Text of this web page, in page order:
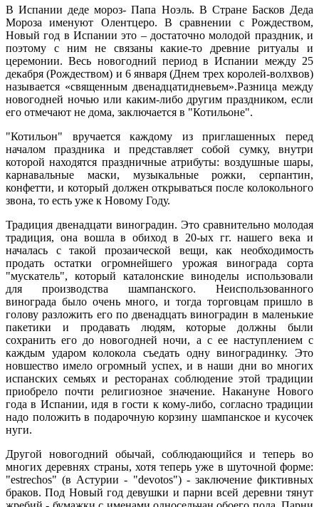
В Испании деде мороз- Папа Ноэль. В Стране Басков Деда
Мороза именуют Олентцеро. В сравнении с Рождеством,
Новый год в Испании это – достаточно молодой праздник, и
поэтому с ним не связаны какие-то древние ритуалы и
церемонии. Весь новогодний период в Испании между 25
декабря (Рождеством) и 6 января (Днем трех королей-волхвов)
называется «священным двенадцатидневьем».Разница между
новогодней ночью или каким-либо другим праздником, если
его отмечают не дома, заключается в "Котильоне".
"Котильон" вручается каждому из приглашенных перед
началом праздника и представляет собой сумку, внутри
которой находятся праздничные атрибуты: воздушные шары,
карнавальные маски, музыкальные рожки, серпантин,
конфетти, и который должен открываться после колокольного
звона, то есть уже к Новому Году.
Традиция двенадцати виноградин. Это сравнительно молодая
традиция, она вошла в обиход в 20-ых гг. нашего века и
началась с такой прозаической вещи, как необходимость
продать остатки огромнейшего урожая винограда сорта
"мускатель", который каталонские виноделы использовали
для производства шампанского. Неиспользованного
винограда было очень много, и тогда торговцам пришло в
голову разложить его по двенадцать виноградин в маленькие
пакетики и продавать людям, которые должны были
сохранить его до новогодней ночи, а с ее наступлением с
каждым ударом колокола съедать одну виноградинку. Это
новшество имело огромный успех, и в наши дни во многих
испанских семьях и ресторанах соблюдение этой традиции
приобрело почти религиозное значение. Накануне Нового
года в Испании, идя в гости к кому-либо, согласно традиции
надо положить в подарочную корзину шампанское и кусочек
нуги.
Другой новогодний обычай, соблюдающийся и теперь во
многих деревнях страны, хотя теперь уже в шуточной форме:
"estrechos" (в Астурии - "devotos") - заключение фиктивных
браков. Под Новый год девушки и парни всей деревни тянут